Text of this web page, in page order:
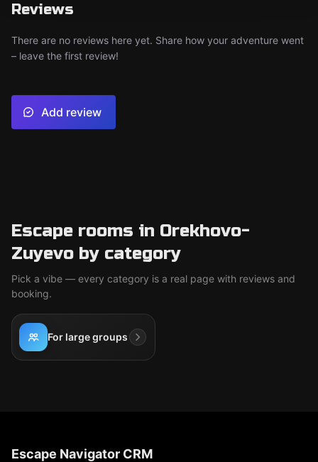
Reviews
There are no reviews here yet. Share how your adventure went
– leave the first review!
Add review
Escape rooms in Orekhovo-
Zuyevo by category
Pick a vibe — every category is a real page with reviews and
booking.
For large groups
Escape Navigator CRM